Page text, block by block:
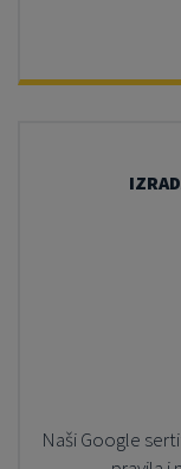
Naši Google